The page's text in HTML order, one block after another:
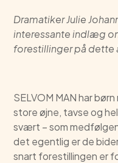
Dramatiker Julie
interessante indlæg
forestillinger på dette
SELVOM MAN har
store øjne, tavse og
svært – som
det egentlig er de
snart forestillingen er